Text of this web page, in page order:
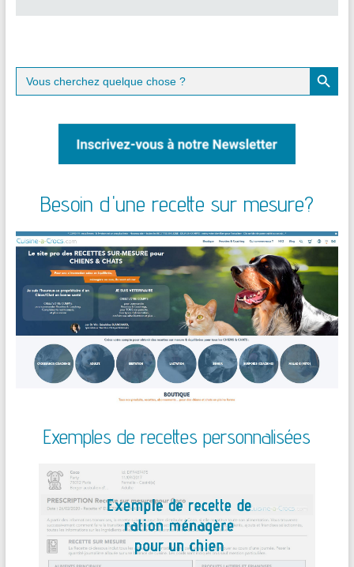
Search
for:
Search Button
Besoin d'une recette sur mesure?
Exemples de recettes personnalisées